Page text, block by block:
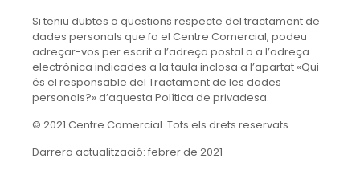
Si teniu dubtes o qüestions respecte del tractament de
dades personals que fa el Centre Comercial, podeu
adreçar-vos per escrit a l’adreça postal o a l’adreça
electrònica indicades a la taula inclosa a l’apartat «Qui
és el responsable del Tractament de les dades
personals?» d’aquesta Política de privadesa.
© 2021 Centre Comercial. Tots els drets reservats.
Darrera actualització: febrer de 2021